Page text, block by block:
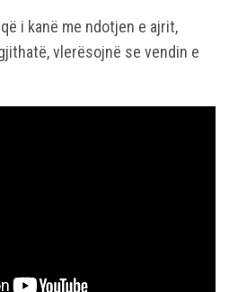
i kanë me ndotjen e ajrit,
vlerësojnë se vendin e